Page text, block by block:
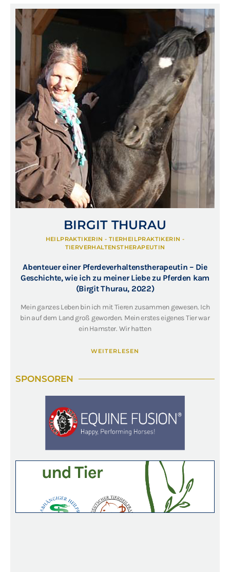
BIRGIT THURAU
HEILPRAKTIKERIN - TIERHEILPRAKTIKERIN -
TIERVERHALTENSTHERAPEUTIN
Abenteuer einer Pferdeverhaltenstherapeutin – Die
Geschichte, wie ich zu meiner Liebe zu Pferden kam
(Birgit Thurau, 2022)
Mein ganzes Leben bin ich mit Tieren zusammen gewesen. Ich
bin auf dem Land groß geworden. Mein erstes eigenes Tier war
ein Hamster. Wir hatten
WEITERLESEN
SPONSOREN